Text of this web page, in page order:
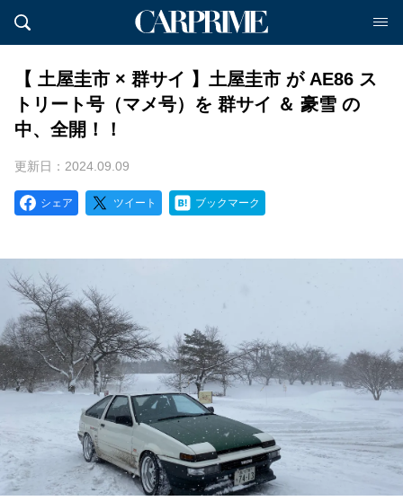
【 土屋圭市 × 群サイ 】土屋圭市 が AE86 ス
トリート号（マメ号）を 群サイ ＆ 豪雪 の
中、全開！！
更新日：2024.09.09
シェア ツイート ブックマーク